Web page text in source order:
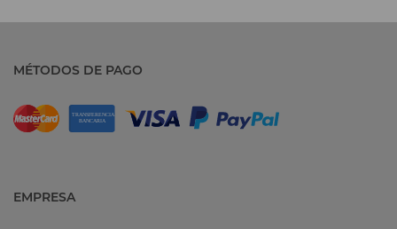
MÉTODOS DE PAGO
EMPRESA